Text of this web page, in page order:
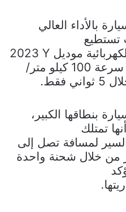
بالأداء العالي
تستطيع
موديل Y
2023
بالوصول إلى سرعة 100 كيلو متر/
فقط.
بنطاقها الكبير،
تمتلك
لمسافة تصل إلى
متر من خلال شحنة واحدة